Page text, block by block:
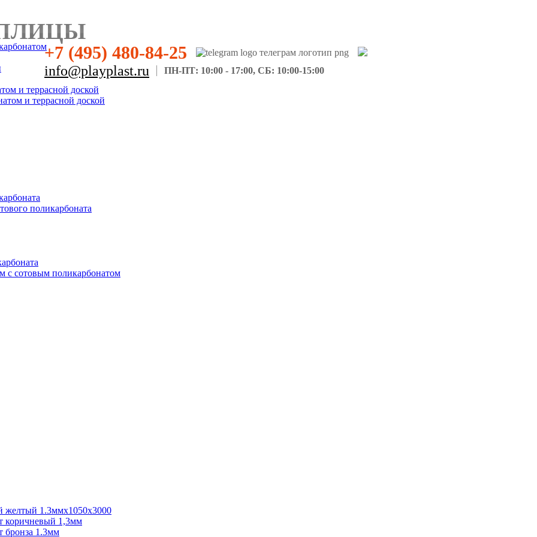
+7 (495) 480-84-25
info@playplast.ru ПН-ПТ: 10:00 - 17:00, СБ: 10:00-15:00
и террасной доской
и террасной доской
поликарбоната
с сотовым поликарбонатом
желтый 1.3ммх1050х3000
коричневый 1,3мм
бронза 1.3мм